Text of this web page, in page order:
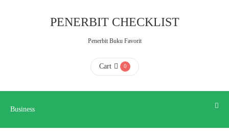
PENERBIT CHECKLIST
Penerbit Buku Favorit
Cart 0
Business
US